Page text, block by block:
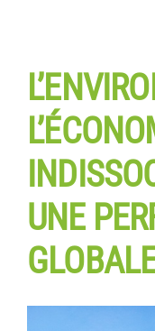
**Résultat social :
de : 1.
(rémunérations et
la santé financière
l’endettement).
UNE